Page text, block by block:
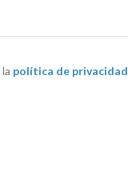
política de privacidad